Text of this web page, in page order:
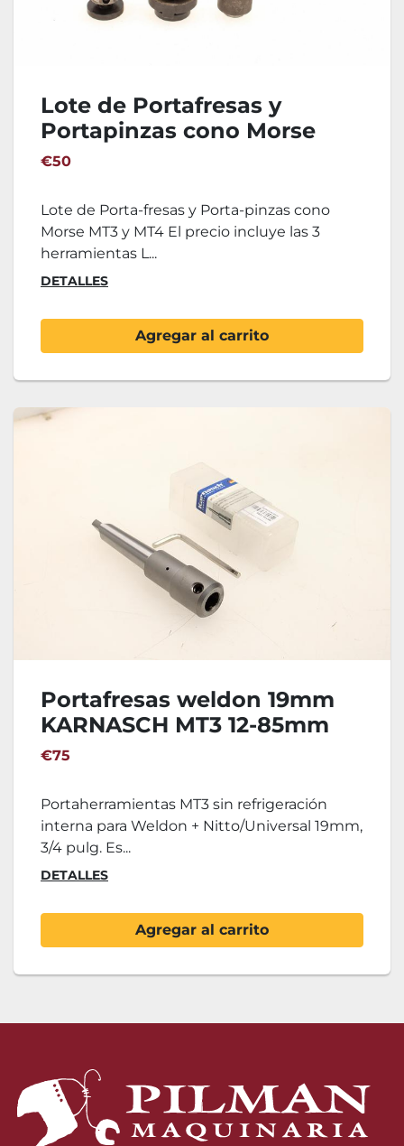
Lote de Portafresas y
Portapinzas cono Morse
MT3 y MT4
€50
Lote de Porta-fresas y Porta-pinzas cono
Morse MT3 y MT4 El precio incluye las 3
herramientas L...
DETALLES
Agregar al carrito
Portafresas weldon 19mm
KARNASCH MT3 12-85mm
€75
Portaherramientas MT3 sin refrigeración
interna para Weldon + Nitto/Universal 19mm,
3/4 pulg. Es...
DETALLES
Agregar al carrito